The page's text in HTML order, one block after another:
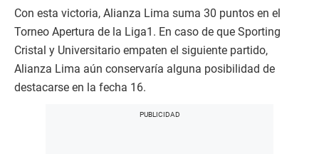
Con esta victoria, Alianza Lima suma 30 puntos en el
Torneo Apertura de la Liga1. En caso de que Sporting
Cristal y Universitario empaten el siguiente partido,
Alianza Lima aún conservaría alguna posibilidad de
destacarse en la fecha 16.